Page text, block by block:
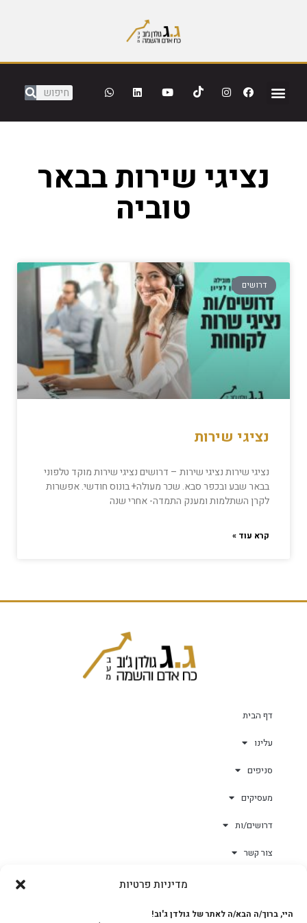
מדיניות פרטיות
היי, ברוך/ה הבא/ה לאתר של גולדן ג'וב!
נציגי שירות בבאר
טוביה
דרושים
נציגי שירות
נציגי שירות נציגי שירות – דרושים נציגי שירות מוקד טלפוני
בבאר שבע ובכפר סבא. שכר מעולה+ בונוס חודשי. אפשרות
לקרן השתלמות ומענק התמדה- אחרי שנה
קרא עוד »
דף הבית
עלינו
סניפים
מעסיקים
דרושים/ות
צור קשר